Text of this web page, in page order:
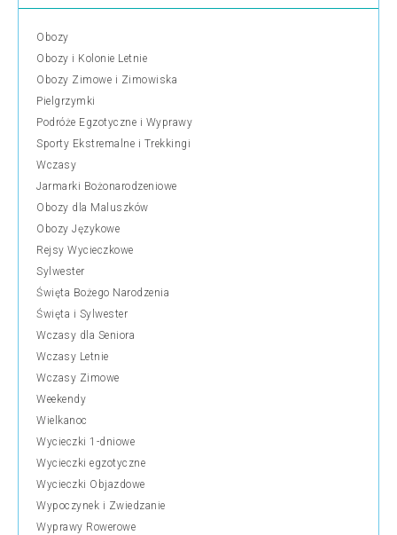
Obozy
Obozy i Kolonie Letnie
Obozy Zimowe i Zimowiska
Pielgrzymki
Podróże Egzotyczne i Wyprawy
Sporty Ekstremalne i Trekkingi
Wczasy
Jarmarki Bożonarodzeniowe
Obozy dla Maluszków
Obozy Językowe
Rejsy Wycieczkowe
Sylwester
Święta Bożego Narodzenia
Święta i Sylwester
Wczasy dla Seniora
Wczasy Letnie
Wczasy Zimowe
Weekendy
Wielkanoc
Wycieczki 1-dniowe
Wycieczki egzotyczne
Wycieczki Objazdowe
Wypoczynek i Zwiedzanie
Wyprawy Rowerowe